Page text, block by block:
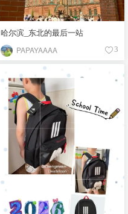
哈尔滨_东北的最后一站
PAPAYAAAA 3